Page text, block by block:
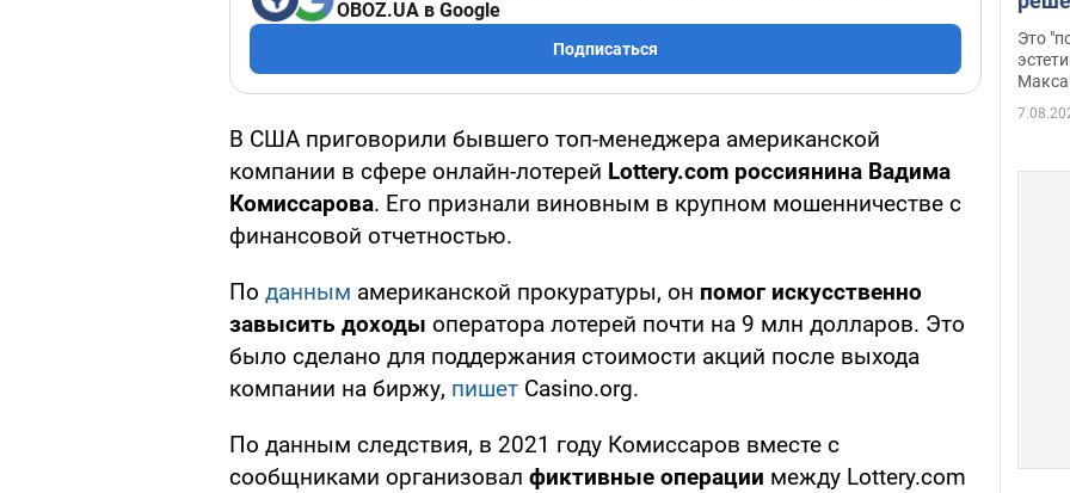
OBOZ.UA в Google
Подписаться
В США приговорили бывшего топ-менеджера американской
компании в сфере онлайн-лотерей Lottery.com россиянина Вадима
Комиссарова. Его признали виновным в крупном мошенничестве с
финансовой отчетностью.
По данным американской прокуратуры, он помог искусственно
завысить доходы оператора лотерей почти на 9 млн долларов. Это
было сделано для поддержания стоимости акций после выхода
компании на биржу, пишет Casino.org.
По данным следствия, в 2021 году Комиссаров вместе с
сообщниками организовал фиктивные операции между Lottery.com
Это